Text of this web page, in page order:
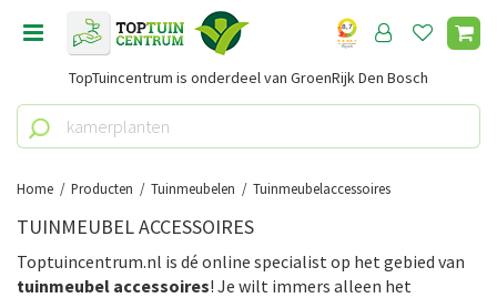
Home Producten Tuinmeubelen Tuinmeubelaccessoires
TopTuincentrum is onderdeel van GroenRijk Den Bosch
TUINMEUBEL ACCESSOIRES
Toptuincentrum.nl is dé online specialist op het gebied van
tuinmeubel accessoires! Je wilt immers alleen het